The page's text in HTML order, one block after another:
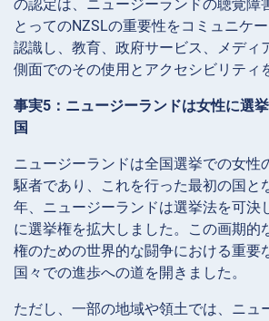
の認定は、ニュージーランドの聴覚障
とってのNZSLの重要性をコミュニケ
認識し、教育、政府サービス、メディ
側面でのその使用とアクセシビリティ
事実5：ニュージーランドは女性に選
国
ニュージーランドは全国選挙での女性
駆者であり、これを行った最初の国と
年、ニュージーランドは選挙法を可決
に選挙権を拡大しました。この画期的
権のための世界的な闘争における重要
国々での進歩への道を開きました。
ただし、一部の地域や領土では、ニュ